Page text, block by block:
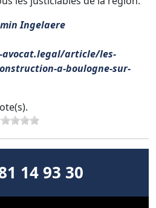
Ingelaere
article/les-
a-boulogne-sur-
14 93 30